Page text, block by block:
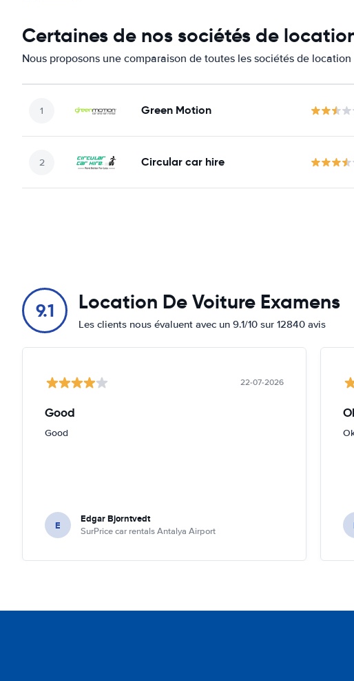
Certaines de nos sociétés de
Nous proposons une comparaison de toutes les sociétés de
Green Motion
Circular car hire
9.1 Location De Voiture Examens
Les clients nous évaluent avec un 9.1/10 sur 12840 avis
22-07-2026
Good
Good
E Edgar Bjorntvedt
SurPrice car rentals Antalya Airport